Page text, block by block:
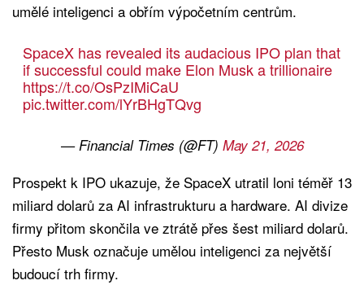
umělé inteligenci a obřím výpočetním centrům.
SpaceX has revealed its audacious IPO plan that
if successful could make Elon Musk a trillionaire
https://t.co/OsPzIMiCaU
pic.twitter.com/lYrBHgTQvg
— Financial Times (@FT) May 21, 2026
Prospekt k IPO ukazuje, že SpaceX utratil loni téměř 13
miliard dolarů za AI infrastrukturu a hardware. AI divize
firmy přitom skončila ve ztrátě přes šest miliard dolarů.
Přesto Musk označuje umělou inteligenci za největší
budoucí trh firmy.